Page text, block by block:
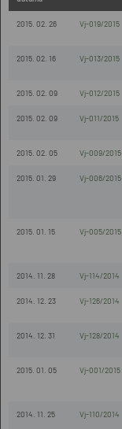
2015. 02. 26 Vj-019/2015
2015. 02. 16 Vj-013/2015
2015. 02. 09 Vj-012/2015
2015. 02. 09 Vj-011/2015
2015. 02. 05 Vj-009/2015
2015. 01. 29 Vj-006/2015
2015. 01. 15 Vj-005/2015
2014. 11. 28 Vj-114/2014
2014. 12. 23 Vj-126/2014
2014. 12. 31 Vj-128/2014
2015. 01. 05 Vj-001/2015
2014. 11. 25 Vj-110/2014